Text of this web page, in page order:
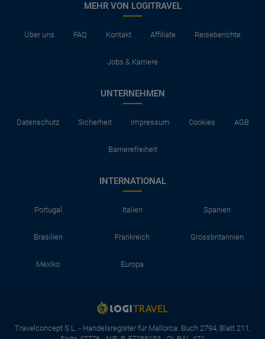
MEHR VON LOGITRAVEL
Über uns FAQ Kontakt Affiliate Reiseberichte
Jobs & Karriere
UNTERNEHMEN
Datenschutz Sicherheit Impressum Cookies AGB
Barrierefreiheit
INTERNATIONAL
Portugal Italien Spanien
Brasilien Frankreich Grossbritannien
Mexiko Europa
Travelconcept S.L. - Handelsregister für Mallorca: Buch 2794, Blatt 211,